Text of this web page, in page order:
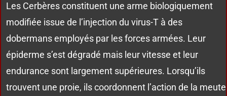
Les Cerbères constituent une arme biologiquement
modifiée issue de l’injection du virus-T à des
dobermans employés par les forces armées. Leur
épiderme s’est dégradé mais leur vitesse et leur
endurance sont largement supérieures. Lorsqu’ils
trouvent une proie, ils coordonnent l’action de la meute